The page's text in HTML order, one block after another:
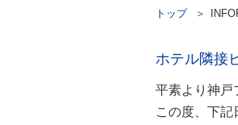
トップ
ホテル隣接
平素より神戸
この度、下記